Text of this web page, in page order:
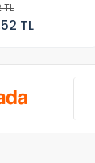
TL
TL